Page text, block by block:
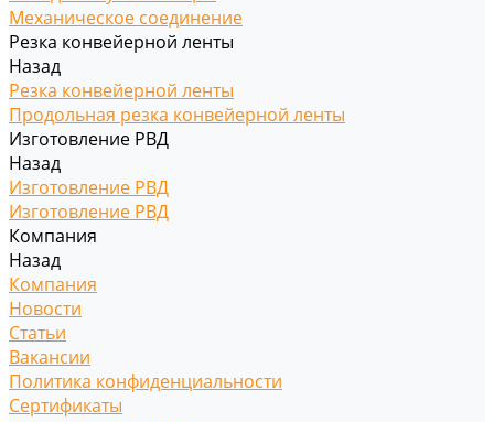
Механическое соединение
Резка конвейерной ленты
Назад
Резка конвейерной ленты
Продольная резка конвейерной ленты
Изготовление РВД
Назад
Изготовление РВД
Изготовление РВД
Компания
Назад
Компания
Новости
Статьи
Вакансии
Политика конфиденциальности
Сертификаты